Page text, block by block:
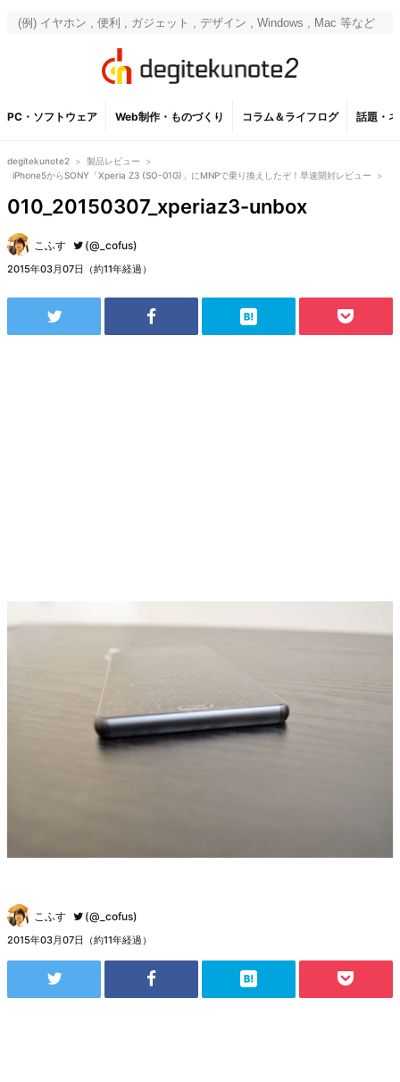
PC・ソフトウェア Web制作・ものづくり コラム＆ライフログ 話題・
degitekunote2 > 製品レビュー
>
iPhone5からSONY「Xperia Z3 (SO-01G)」にMNPで乗り換えしたぞ！早速開封レビュー
>
010_20150307_xperiaz3-unbox
こふす (@_cofus)
2015年03月07日（約11年経過）
こふす (@_cofus)
2015年03月07日（約11年経過）